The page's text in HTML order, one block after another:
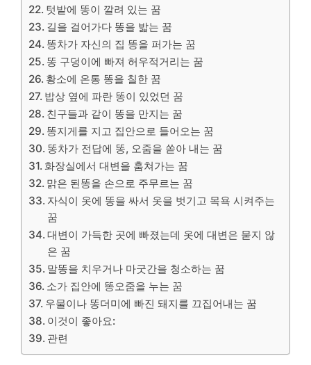
텃밭에 똥이 깔려 있는 꿈
길을 걸어가다 똥을 밟는 꿈
똥차가 자신의 집 똥을 퍼가는 꿈
똥 구덩이에 빠져 허우적거리는 꿈
황소에 온통 똥을 칠한 꿈
밥상 옆에 파란 똥이 있었던 꿈
친구들과 같이 똥을 만지는 꿈
똥지게를 지고 집안으로 들어오는 꿈
똥차가 전답에 똥, 오줌을 쏟아 내는 꿈
화장실에서 대변을 훔쳐가는 꿈
맑은 된똥을 손으로 주무르는 꿈
자식이 옷에 똥을 싸서 옷을 벗기고 목욕 시켜주는
꿈
대변이 가득한 곳에 빠졌는데 옷에 대변은 묻지 않
은 꿈
말똥을 치우거나 마굿간을 청소하는 꿈
소가 집안에 똥오줌을 누는 꿈
우물이나 똥더미에 빠진 돼지를 끄집어내는 꿈
이것이 좋아요:
관련